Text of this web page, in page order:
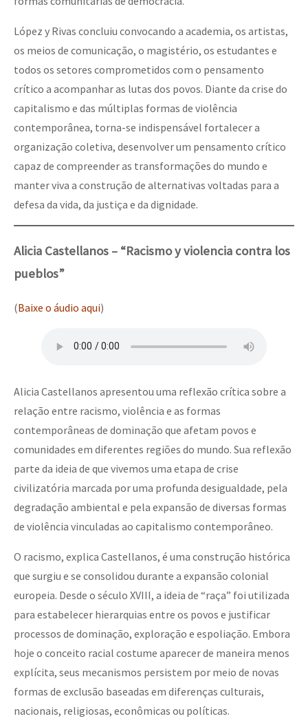
López y Rivas concluiu convocando a academia, os artistas,
os meios de comunicação, o magistério, os estudantes e
todos os setores comprometidos com o pensamento
crítico a acompanhar as lutas dos povos. Diante da crise do
capitalismo e das múltiplas formas de violência
contemporânea, torna-se indispensável fortalecer a
organização coletiva, desenvolver um pensamento crítico
capaz de compreender as transformações do mundo e
manter viva a construção de alternativas voltadas para a
defesa da vida, da justiça e da dignidade.
Alicia Castellanos – “Racismo y violencia contra los
pueblos”
(Baixe o áudio aqui)
Alicia Castellanos apresentou uma reflexão crítica sobre a
relação entre racismo, violência e as formas
contemporâneas de dominação que afetam povos e
comunidades em diferentes regiões do mundo. Sua reflexão
parte da ideia de que vivemos uma etapa de crise
civilizatória marcada por uma profunda desigualdade, pela
degradação ambiental e pela expansão de diversas formas
de violência vinculadas ao capitalismo contemporâneo.
O racismo, explica Castellanos, é uma construção histórica
que surgiu e se consolidou durante a expansão colonial
europeia. Desde o século XVIII, a ideia de “raça” foi utilizada
para estabelecer hierarquias entre os povos e justificar
processos de dominação, exploração e espoliação. Embora
hoje o conceito racial costume aparecer de maneira menos
explícita, seus mecanismos persistem por meio de novas
formas de exclusão baseadas em diferenças culturais,
nacionais, religiosas, econômicas ou políticas.